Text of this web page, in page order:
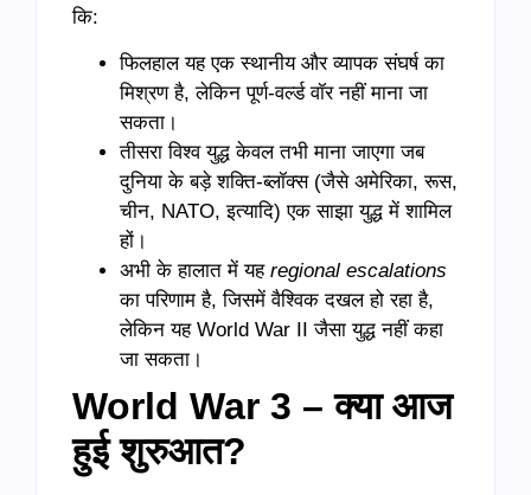
कि:
फिलहाल यह एक स्थानीय और व्यापक संघर्ष का
मिश्रण है, लेकिन पूर्ण-वर्ल्ड वॉर नहीं माना जा
सकता।
तीसरा विश्व युद्ध केवल तभी माना जाएगा जब
दुनिया के बड़े शक्ति-ब्लॉक्स (जैसे अमेरिका, रूस,
चीन, NATO, इत्यादि) एक साझा युद्ध में शामिल
हों।
अभी के हालात में यह regional escalations
का परिणाम है, जिसमें वैश्विक दखल हो रहा है,
लेकिन यह World War II जैसा युद्ध नहीं कहा
जा सकता।
World War 3 – क्या आज
हुई शुरुआत?